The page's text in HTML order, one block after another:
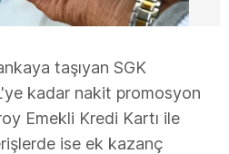
taşıyan SGK
kadar nakit promosyon
Emekli Kredi Kartı ile
ise ek kazanç